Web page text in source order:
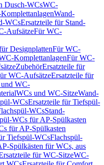
Dusch-WCsWC-
Wand-
WCsErsatzteile für Stand-
AufsätzeFür WC-
DesignplattenFür WC-
KomplettanlagenFür WC-
ZubehörErsatzteile für
WC-AufsätzeErsatzteile für
WC-
WCs und WC-SitzeWand-
WCsErsatzteile für Tiefspül-
WCsStand-
WCs für AP-Spülkasten
für AP-Spülkasten
Tiefspül-WCsFlachspül-
Spülkästen für WCs, aus
für WC-SitzeWC-